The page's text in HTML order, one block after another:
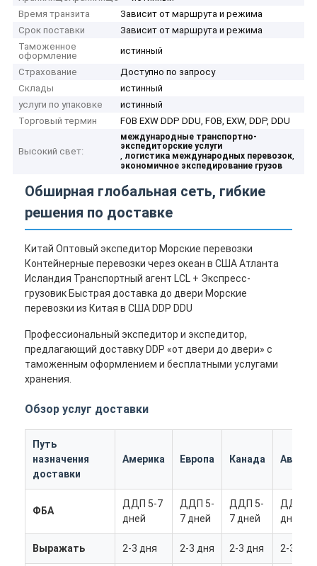
Время транзита
Зависит от маршрута и режима
Срок поставки
Зависит от маршрута и режима
Таможенное
оформление
истинный
Страхование
Доступно по запросу
Склады
истинный
услуги по упаковке
истинный
Торговый термин
FOB EXW DDP DDU, FOB, EXW, DDP, DDU
Высокий свет:
международные транспортно-
экспедиторские услуги
, логистика международных перевозок,
экономичное экспедирование грузов
Обширная глобальная сеть, гибкие
решения по доставке
Китай Оптовый экспедитор Морские перевозки
Контейнерные перевозки через океан в США Атланта
Исландия Транспортный агент LCL + Экспресс-
грузовик Быстрая доставка до двери Морские
перевозки из Китая в США DDP DDU
Профессиональный экспедитор и экспедитор,
предлагающий доставку DDP «от двери до двери» с
таможенным оформлением и бесплатными услугами
хранения.
Обзор услуг доставки
Путь
назначения
доставки
Америка Европа Канада
ФБА
ДДП 5-7
дней
ДДП 5-
7 дней
ДДП 5-
7 дней
ДДП 5-
дней
Выражать 2-3 дня 2-3 дня 2-3 дня 2-3 дня